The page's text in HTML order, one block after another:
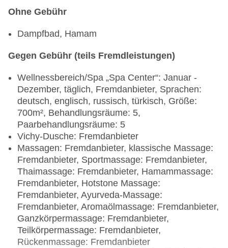
Ohne Gebühr
Dampfbad, Hamam
Gegen Gebühr (teils Fremdleistungen)
Wellnessbereich/Spa „Spa Center“: Januar -
Dezember, täglich, Fremdanbieter, Sprachen:
deutsch, englisch, russisch, türkisch, Größe:
700m², Behandlungsräume: 5,
Paarbehandlungsräume: 5
Vichy-Dusche: Fremdanbieter
Massagen: Fremdanbieter, klassische Massage:
Fremdanbieter, Sportmassage: Fremdanbieter,
Thaimassage: Fremdanbieter, Hamammassage:
Fremdanbieter, Hotstone Massage:
Fremdanbieter, Ayurveda-Massage:
Fremdanbieter, Aromaölmassage: Fremdanbieter,
Ganzkörpermassage: Fremdanbieter,
Teilkörpermassage: Fremdanbieter,
Rückenmassage: Fremdanbieter